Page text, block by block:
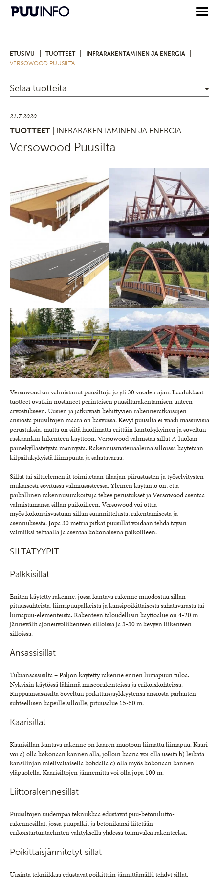
ETUSIVU TUOTTEET INFRARAKENTAMINEN JA ENERGIA
VERSOWOOD PUUSILTA
Selaa tuotteita
21.7.2020
TUOTTEET
| INFRARAKENTAMINEN JA ENERGIA
Versowood Puusilta
Versowood on valmistanut puusiltoja jo yli 30 vuoden ajan. Laadukkaat
tuotteet ovatkin nostaneet perinteisen puusiltarakentamisen uuteen
arvostukseen. Uusien ja jatkuvasti kehittyvien rakenneratkaisujen
ansiosta puusiltojen määrä on kasvussa. Kevyt puusilta ei vaadi massiivisia
perustuksia, mutta on siitä huolimatta erittäin kantokykyinen ja soveltuu
raskaankin liikenteen käyttöön. Versowood valmistaa sillat A-luokan
painekyllästetystä männystä. Rakennusmateriaaleina silloissa käytetään
kilpailukykyistä liimapuuta ja sahatavaraa.
Sillat tai siltaelementit toimitetaan tilaajan piirustusten ja työselvitysten
mukaisesti sovitussa valmiusasteessa. Yleinen käytäntö on, että
paikallinen rakennusurakoitsija tekee perustukset ja Versowood asentaa
valmistamansa sillan paikoilleen. Versowood voi ottaa
myös kokonaisvastuun sillan suunnittelusta, rakentamisesta ja
asennuksesta. Jopa 30 metriä pitkät puusillat voidaan tehdä täysin
valmiiksi tehtaalla ja asentaa kokonaisena paikoilleen.
SILTATYYPIT
Palkkisillat
Eniten käytetty rakenne, jossa kantava rakenne muodostuu sillan
pituussuhteista, liimapuupalkeista ja kansipoikittaisesta sahatavarasta tai
liimapuu-elementeistä. Rakenteen taloudellisin käyttöalue on 4-20 m
jännevälit ajoneuvoliikenteen silloissa ja 3-30 m kevyen liikenteen
silloissa.
Ansassisillat
Tukiansassisilta – Paljon käytetty rakenne ennen liimapuun tuloa.
Nykyisin käytössä lähinnä museorakenteissa ja erikoiskohteissa.
Riippuansassisilta Soveltuu poikittaisjäykkyytensä ansiosta parhaiten
suhteellisen kapeille silloille, pituusalue 15-50 m.
Kaarisillat
Kaarisillan kantava rakenne on kaaren muotoon liimattu liimapuu. Kaari
voi a) olla kokonaan kannen alla, jolloin kaaria voi olla useita b) leikata
kansilinjan mielivaltaisella kohdalla c) olla myös kokonaan kannen
yläpuolella. Kaarisiltojen jännemitta voi olla jopa 100 m.
Liittorakennesillat
Puusiltojen uudempaa tekniikkaa edustavat puu-betoniliitto-
rakennesillat, jossa puupalkit ja betonikansi liitetään
erikoistartuntaelinten välityksellä yhdessä toimivaksi rakenteeksi.
Poikittaisjännitetyt sillat
Uusinta tekniikkaa edustavat poikittain jännittämällä tehdyt sillat.